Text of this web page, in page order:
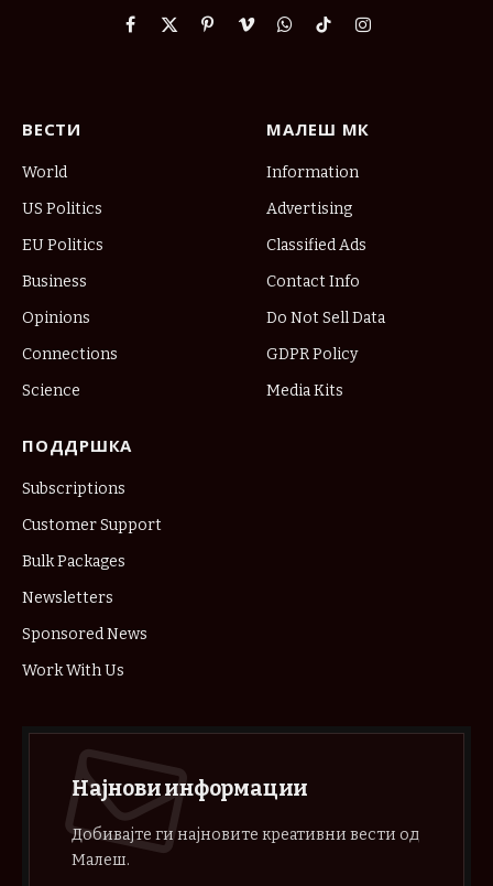
Facebook
X
PinterestVimeoWhatsApp
TikTokInstagram
ВЕСТИ
World
US Politics
EU Politics
Business
Opinions
Connections
Science
МАЛЕШ МК
Information
Advertising
Classified Ads
Contact Info
Do Not Sell Data
GDPR Policy
Media Kits
ПОДДРШКА
Subscriptions
Customer Support
Bulk Packages
Newsletters
Sponsored News
Work With Us
Најнови информации
Добивајте ги најновите креативни вести од
Малеш.